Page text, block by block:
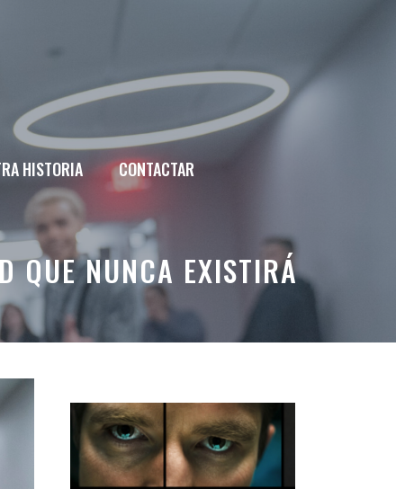
HISTORIA CONTACTAR
QUE NUNCA EXISTIRÁ